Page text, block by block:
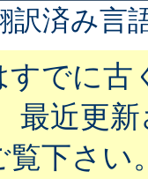
訳済み言
すでに古
最近更
覧下さい